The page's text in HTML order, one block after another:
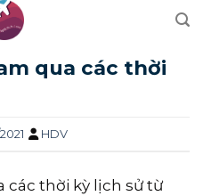
qua các thời
HDV
các thời kỳ lịch sử từ